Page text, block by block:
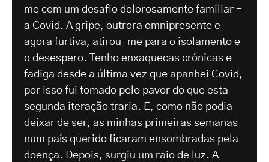
me com um desafio dolorosamente familiar -
a Covid. A gripe, outrora omnipresente e
agora furtiva, atirou-me para o isolamento e
o desespero. Tenho enxaquecas crónicas e
fadiga desde a última vez que apanhei Covid,
por isso fui tomado pelo pavor do que esta
segunda iteração traria. E, como não podia
deixar de ser, as minhas primeiras semanas
num país querido ficaram ensombradas pela
doença. Depois, surgiu um raio de luz. A